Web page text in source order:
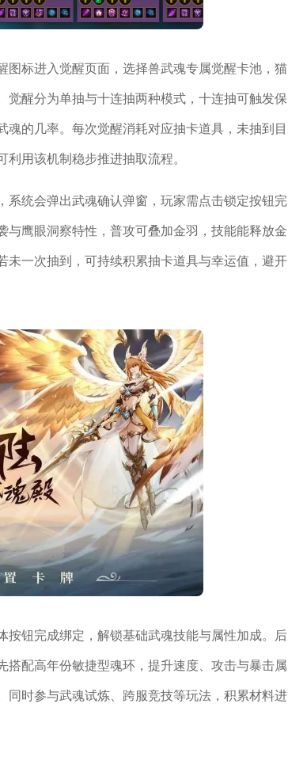
标进入觉醒页面，选择兽武魂专属觉醒卡池，猫
醒分为单抽与十连抽两种模式，十连抽可触发保
的几率。每次觉醒消耗对应抽卡道具，未抽到目
用该机制稳步推进抽取流程。
统会弹出武魂确认弹窗，玩家需点击锁定按钮完
鹰眼洞察特性，普攻可叠加金羽，技能能释放金
一次抽到，可持续积累抽卡道具与幸运值，避开
钮完成绑定，解锁基础武魂技能与属性加成。后
配高年份敏捷型魂环，提升速度、攻击与暴击属
时参与武魂试炼、跨服竞技等玩法，积累材料进